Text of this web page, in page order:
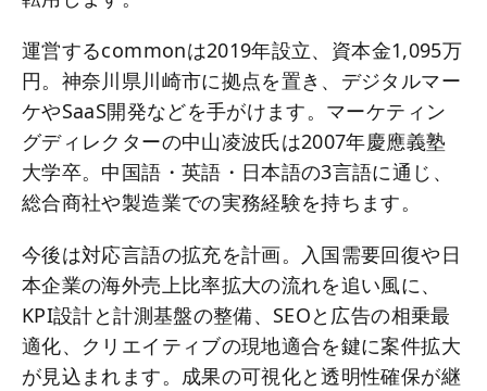
運営するcommonは2019年設立、資本金1,095万
円。神奈川県川崎市に拠点を置き、デジタルマー
ケやSaaS開発などを手がけます。マーケティン
グディレクターの中山凌波氏は2007年慶應義塾
大学卒。中国語・英語・日本語の3言語に通じ、
総合商社や製造業での実務経験を持ちます。
今後は対応言語の拡充を計画。入国需要回復や日
本企業の海外売上比率拡大の流れを追い風に、
KPI設計と計測基盤の整備、SEOと広告の相乗最
適化、クリエイティブの現地適合を鍵に案件拡大
が見込まれます。成果の可視化と透明性確保が継